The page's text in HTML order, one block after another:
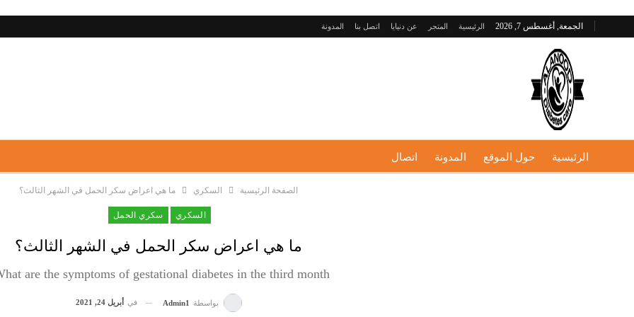
الجمعة, أغسطس 7, 2026 الرئيسية المتجر عن دنيايا اتصل بنا المدونة
الرئيسية حول الموقع المدونة اتصال
الصفحة الرئيسية السكري ما هي اعراض سكر الحمل في الشهر الثالث؟
السكري سكري الحمل
ما هي اعراض سكر الحمل في الشهر الثالث؟
are the symptoms of gestational diabetes in the third month?
بواسطة Admin1 في أبريل 24, 2021